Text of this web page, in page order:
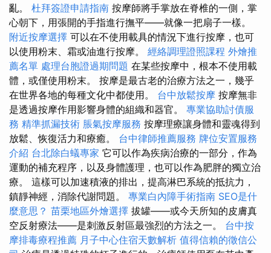
亂。 杜拜簽證申請指南 按摩師將手掌放在脊椎的一側，掌
心朝下，用張開的手指進行撫平——就像一把扇子一樣。
附近按摩選擇 可以在不使用載具的情況下進行按摩，也可
以使用粉末、霜或油進行按摩。 經絡調理證照課程 外燴推
薦名單 處理台胞證過期問題 在某些按摩中，根本不使用載
體，或僅使用粉末。 按摩是最古老的治療方法之一，幾乎
在世界各地的每種文化中都使用。 台中放鬆按摩 按摩無非
是透過按摩作用影響身體的組織和器官。 專業協助討債服
務 精準抓漏技術 脹氣按摩服務 按摩理療讓身體和靈魂得到
放鬆、恢復活力和療癒。 台中律師推薦服務 牌位安置服務
介紹 台北除白蟻專家 它可以作為疾病治療的一部分，作為
運動的補充程序，以及身體護理，也可以作為肥胖的獨立治
療。 這樣可以加速積液的排出，提高淋巴系統的抵抗力，
鎮靜神經，消除代謝問題。 專業白內障手術指南 SEO是什
麼意思？ 苗栗地區外燴選擇 拔罐——或今天所知的皮膚真
空反射療法——是刺激反射區最強烈的方法之一。 台中按
摩排毒療程推薦 月子中心住宿天數解析 值得信賴的徵信公